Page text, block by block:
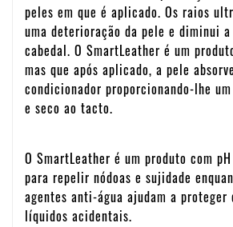
peles em que é aplicado. Os raios
uma deterioração da pele e diminui
cabedal. O SmartLeather é um
mas que após aplicado, a pele
condicionador proporcionando-lhe
e seco ao tacto.
O SmartLeather é um produto com
para repelir nódoas e sujidade
agentes anti-água ajudam a proteger
líquidos acidentais.